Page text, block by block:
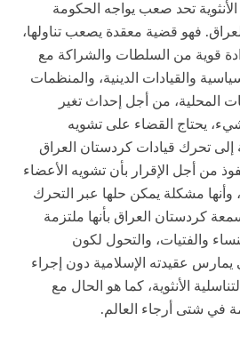
الأنثوية تحد صعب يواجه الحكومة
فهو قضية معقدة يصعب تناولها،
قوية من السلطات والشراكة مع
والقيادات الدينية، والمنظمات
المحلية، من أجل إحداث تغير
يحتاج القضاء على تشويه
إلى تحرك قيادات كردستان العراق
من أجل الإقرار بأن تشويه الأعضاء
وأنها مشكلة يمكن حلها عبر التحرك
كردستان العراق بأنها ملتزمة
والفتيات، والتحول لكون
عقيدته الإسلامية دون إجراء
الأنثوية، كما هو الحال مع
في شتى أرجاء العالم.